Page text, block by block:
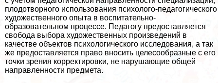
плодотворного использования психолого-педагогического
художественного опыта в воспитательно-
образовательном процессе. Педагогу предоставляется
свобода выбора художественных произведений в
качестве объектов психологического исследования, а так
же предоставляется право вносить целесообразные с его
точки зрения корректировки, не нарушающие общей
направленности предмета.